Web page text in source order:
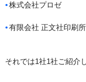
株式会社プロゼ
有限会社 正文社印刷所
それでは1社1社ご紹介